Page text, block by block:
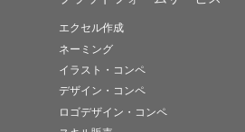
エクセル作成
ネーミング
イラスト・コンペ
デザイン・コンペ
ロゴデザイン・コンペ